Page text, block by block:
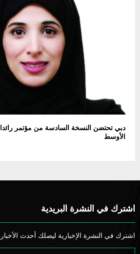
دبي تحتضن النسخة السادسة من مؤتمر
الأوسط
اشترك في النشرة البريدية
اشترك في النشرة الإخبارية ليصلك أحدث الأخبار